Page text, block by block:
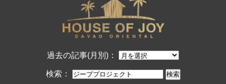
過去の記事(月別)：
検索：